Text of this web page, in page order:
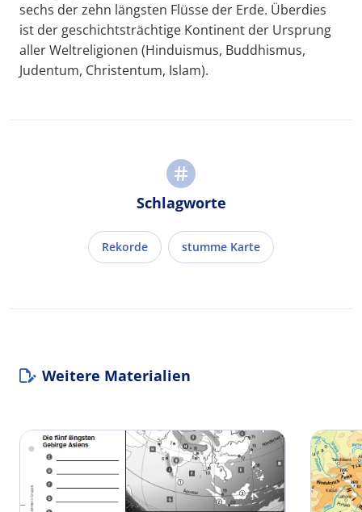
sechs der zehn längsten Flüsse der Erde. Überdies
ist der geschichtsträchtige Kontinent der Ursprung
aller Weltreligionen (Hinduismus, Buddhismus,
Judentum, Christentum, Islam).
Schlagworte
Rekorde stumme Karte
Weitere Materialien